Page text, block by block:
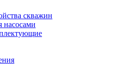
скважин
насосами